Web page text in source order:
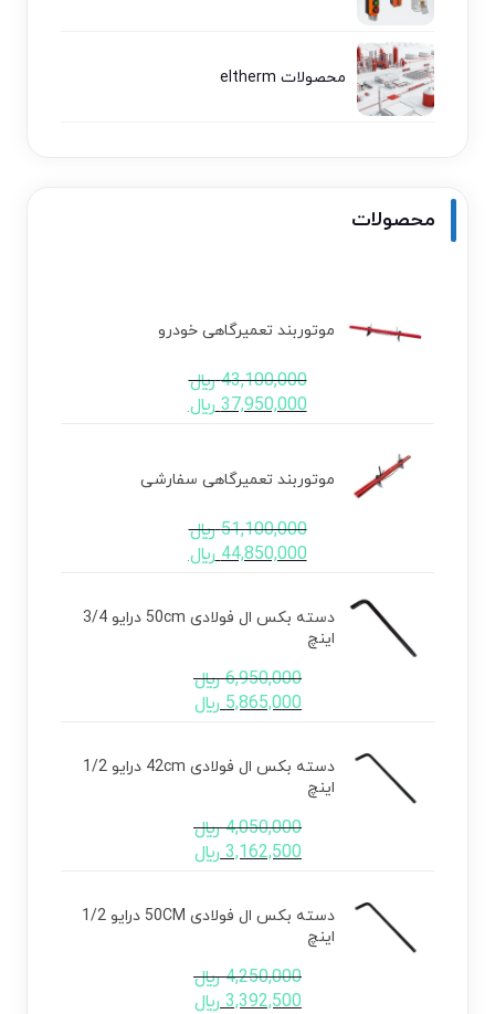
محصولات eltherm
محصولات
موتوربند تعمیرگاهی خودرو
43,100,000 ﷼
37,950,000 ﷼
موتوربند تعمیرگاهی سفارشی
51,100,000 ﷼
44,850,000 ﷼
دسته بکس ال فولادی 50cm درایو 3/4
اینچ
6,950,000 ﷼
5,865,000 ﷼
دسته بکس ال فولادی 42cm درایو 1/2
اینچ
4,050,000 ﷼
3,162,500 ﷼
دسته بکس ال فولادی 50CM درایو 1/2
اینچ
4,250,000 ﷼
3,392,500 ﷼